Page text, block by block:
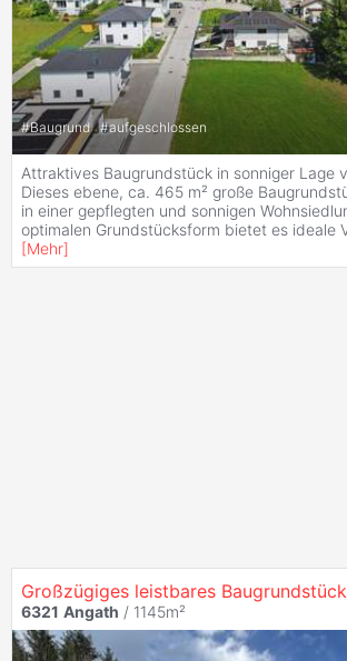
#Baugrund #aufgeschlossen
Attraktives Baugrundstück in sonniger Lage
Dieses ebene, ca. 465 m² große
in einer gepflegten und sonnigen
optimalen Grundstücksform bietet es ideale
[Mehr]
6321 Angath / 1145m²